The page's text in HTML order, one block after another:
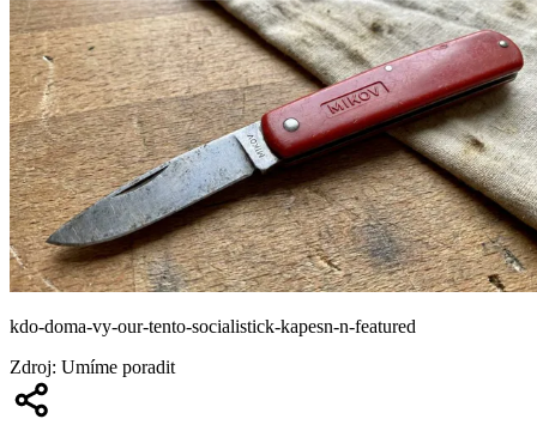
kdo-doma-vy-our-tento-socialistick-kapesn-n-featured
Zdroj: Umíme poradit